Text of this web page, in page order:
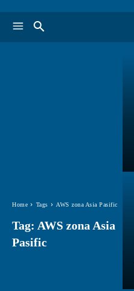
Home Tags AWS zona Asia Pasific
Tag: AWS zona Asia
Pasific